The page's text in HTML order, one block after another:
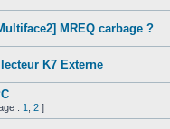
MREQ carbage ?
K7 Externe
: 1 2 ]